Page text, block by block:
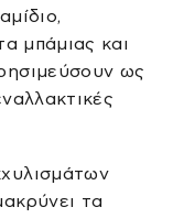
μπάμιας και
ως
τα